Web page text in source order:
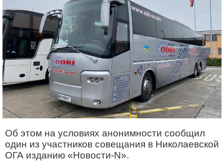
Об этом на условиях анонимности сообщил
один из участников совещания в Николаевской
ОГА изданию «Новости-N».